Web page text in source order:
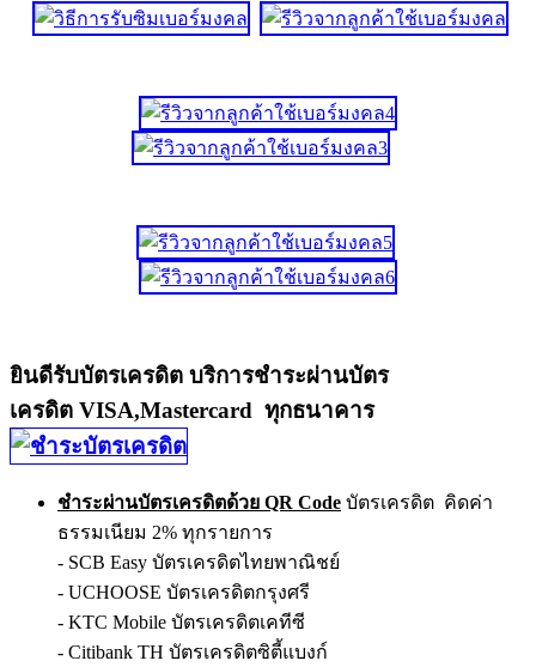
ยินดีรับบัตรเครดิต บริการชำระผ่านบัตร
เครดิต VISA,Mastercard ทุกธนาคาร
ชำระผ่านบัตรเครดิตด้วย QR Code บัตรเครดิต คิดค่า
ธรรมเนียม 2% ทุกรายการ
- SCB Easy บัตรเครดิตไทยพาณิชย์
- UCHOOSE บัตรเครดิตกรุงศรี
- KTC Mobile บัตรเครดิตเคทีซี
- Citibank TH บัตรเครดิตซิตี้แบงก์